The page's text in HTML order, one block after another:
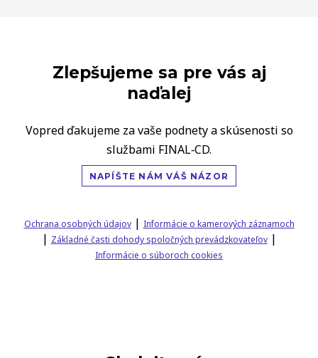
Zlepšujeme sa pre vás aj
naďalej
Vopred ďakujeme za vaše podnety a skúsenosti so
službami FINAL‑CD.
NAPÍŠTE NÁM VÁŠ NÁZOR
Ochrana osobných údajov| Informácie o kamerových záznamoch
| Základné časti dohody spoločných prevádzkovateľov|
Informácie o súboroch cookies